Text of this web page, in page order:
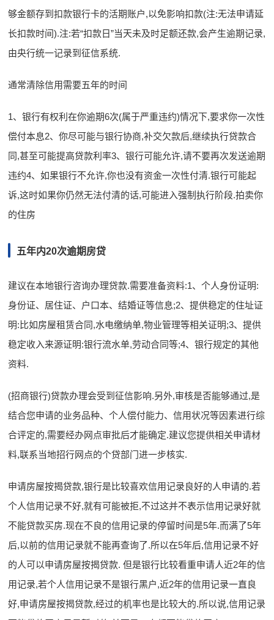
够金额存到扣款银行卡的活期账户,以免影响扣款(注:无法申请延
长扣款时间).注:若“扣款日”当天未及时足额还款,会产生逾期记录,
由央行统一记录到征信系统.
通常清除信用需要五年的时间
1、银行有权利在你逾期6次(属于严重违约)情况下,要求你一次性
偿付本息2、你尽可能与银行协商,补交欠款后,继续执行贷款合
同,甚至可能提高贷款利率3、银行可能允许,请不要再次发送逾期
违约4、如果银行不允许,你也没有资金一次性付清.银行可能起
诉,这时如果你仍然无法付清的话,可能进入强制执行阶段.拍卖你
的住房
五年内20次逾期房贷
建议在本地银行咨询办理贷款.需要准备资料:1、个人身份证明:
身份证、居住证、户口本、结婚证等信息;2、提供稳定的住址证
明:比如房屋租赁合同,水电缴纳单,物业管理等相关证明;3、提供
稳定收入来源证明:银行流水单,劳动合同等;4、银行规定的其他
资料.
(招商银行)贷款办理会受到征信影响.另外,审核是否能够通过,是
结合您申请的业务品种、个人偿付能力、信用状况等因素进行综
合评定的,需要经办网点审批后才能确定.建议您提供相关申请材
料,联系当地招行网点的个贷部门进一步核实.
申请房屋按揭贷款,银行是比较喜欢信用记录良好的人申请的.若
个人信用记录不好,就有可能被拒,不过这并不表示信用记录好就
不能贷款买房.现在不良的信用记录的停留时间是5年.而满了5年
后,以前的信用记录就不能再查询了.所以在5年后,信用记录不好
的人可以申请房屋按揭贷款. 但是银行比较看重申请人近2年的信
用记录,若个人信用记录不是银行黑户,近2年的信用记录一直良
好,申请房屋按揭贷款,经过的机率也是比较大的.所以说,信用记录